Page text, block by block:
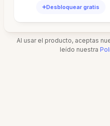
Desbloquear gratis
Al usar el producto, aceptas
leído nuestra